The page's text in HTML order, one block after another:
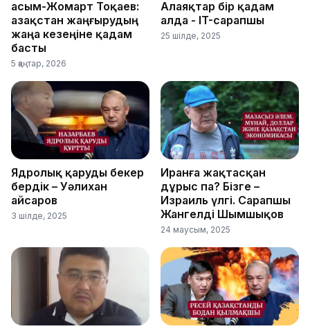
Қасым-Жомарт Тоқаев:
Қазақстан жаңғырудың
жаңа кезеңіне қадам
басты
5 қаңтар, 2026
Алаяқтар бір қадам
алда - IT-сарапшы
25 шілде, 2025
Ядролық қаруды бекер
бердік – Уәлихан
Қайсаров
3 шілде, 2025
Иранға жақтасқан
дұрыс па? Бізге –
Израиль үлгі. Сарапшы
Жангелді Шымшықов
24 маусым, 2025